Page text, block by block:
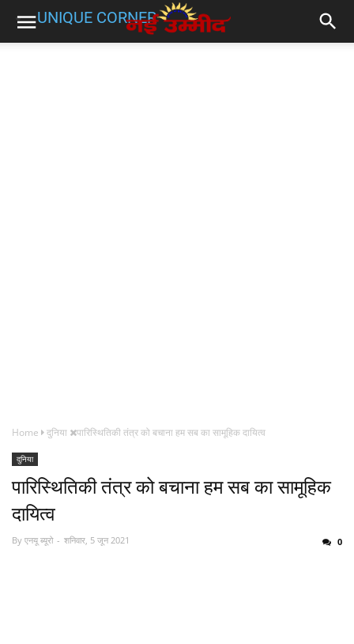
UNIQUE CORNER
Home दुनिया पारिस्थितिकी तंत्र को बचाना हम सब का सामूहिक दायित्व
दुनिया
पारिस्थितिकी तंत्र को बचाना हम सब का सामूहिक
दायित्व
By एनयू ब्यूरो शनिवार, 5 जून 2021 0